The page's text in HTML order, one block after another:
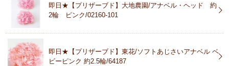
即日★【プリザーブド】大地農園/アナベル・ヘッド 約
2輪 ピンク/02160-101
即日★【プリザーブド】東花/ソフトあじさいアナベル ベ
ビーピンク 約2.5輪/64187